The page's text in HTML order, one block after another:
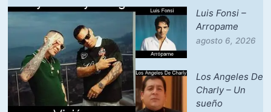
Luis Fonsi –
Arropame
agosto 6, 2026
Los Angeles De
Charly – Un
sueño